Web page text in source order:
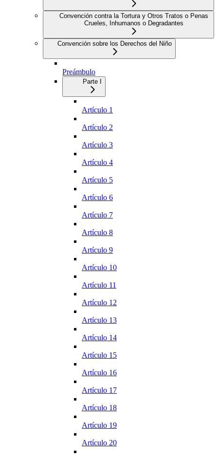
Convención contra la Tortura y Otros Tratos o Penas
Crueles, Inhumanos o Degradantes
Convención sobre los Derechos del Niño
Preámbulo
Parte I
Artículo 1
Artículo 2
Artículo 3
Artículo 4
Artículo 5
Artículo 6
Artículo 7
Artículo 8
Artículo 9
Artículo 10
Artículo 11
Artículo 12
Artículo 13
Artículo 14
Artículo 15
Artículo 16
Artículo 17
Artículo 18
Artículo 19
Artículo 20